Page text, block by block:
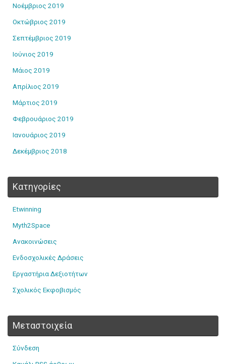
Νοέμβριος 2019
Οκτώβριος 2019
Σεπτέμβριος 2019
Ιούνιος 2019
Μάιος 2019
Απρίλιος 2019
Μάρτιος 2019
Φεβρουάριος 2019
Ιανουάριος 2019
Δεκέμβριος 2018
Kατηγορίες
Etwinning
Myth2Space
Ανακοινώσεις
Ενδοσχολικές Δράσεις
Εργαστήρια Δεξιοτήτων
Σχολικός Εκφοβισμός
Μεταστοιχεία
Σύνδεση